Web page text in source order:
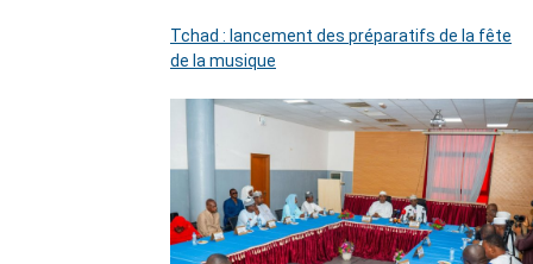
Tchad : lancement des préparatifs de la fête
de la musique